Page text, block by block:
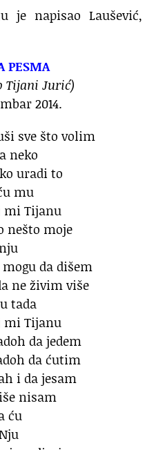
je napisao Laušević,
PESMA
Tijani Jurić)
2014.
sve što volim
neko
uradi to
mu
mi Tijanu
nešto moje
nju
da dišem
ne živim više
tada
mi Tijanu
da jedem
da ćutim
i da jesam
nisam
ću